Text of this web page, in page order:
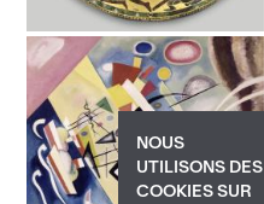
NOUS
UTILISONS DES
COOKIES SUR